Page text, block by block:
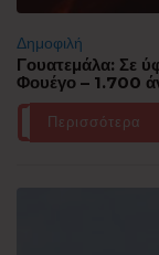
Δημοφιλή
Γουατεμάλα: Σε
Φουέγο – 1.700
Περισσότερα